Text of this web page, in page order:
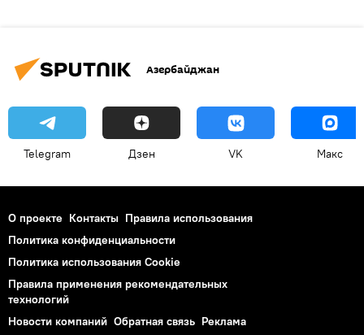
Азербайджан
Telegram Дзен VK Макс
О проекте Контакты Правила использования
Политика конфиденциальности
Политика использования Cookie
Правила применения рекомендательных
технологий
Новости компаний Обратная связь Реклама